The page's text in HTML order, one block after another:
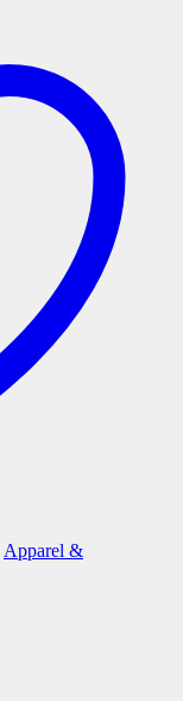
Apparel &